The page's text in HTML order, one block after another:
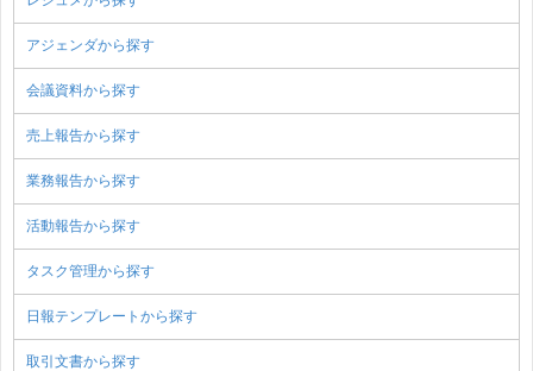
アジェンダから探す
会議資料から探す
売上報告から探す
業務報告から探す
活動報告から探す
タスク管理から探す
日報テンプレートから探す
取引文書から探す